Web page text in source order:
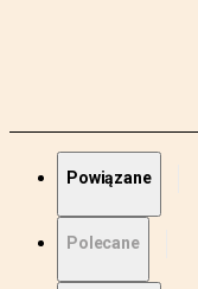
Powiązane
Polecane